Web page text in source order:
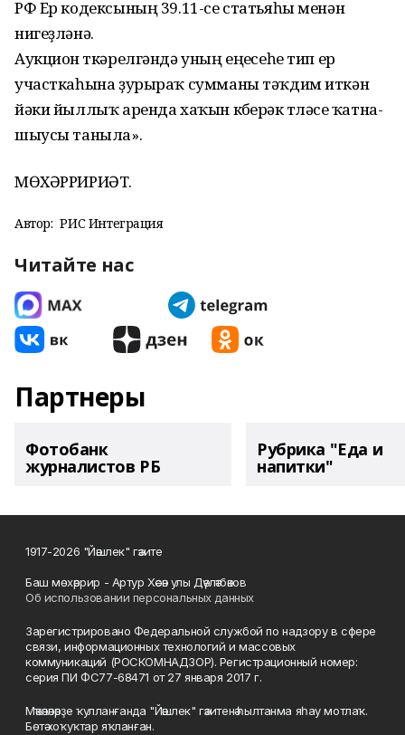
РФ Ер кодексының 39.11-се ста­тьяһы менән
нигеҙләнә.
Аукцион үткәрелгәндә уның еңеүсеһе тип ер
участкаһына ҙурыраҡ сумманы тәҡдим иткән
йәки йыллыҡ аренда хаҡын кү­берәк түләүсе ҡатна­
шыусы таныла».
МӨХӘРРИРИӘТ.
Автор: РИС Интеграция
Читайте нас
Партнеры
Фотобанк
журналистов РБ
Рубрика "Еда и
напитки"
1917-2026 "Йәшлек" гәзите
Баш мөхәррир - Артур Хәсән улы Дәүләтбәков
Об использовании персональных данных
Зарегистрировано Федеральной службой по надзору в сфере
связи, информационных технологий и массовых
коммуникаций (РОСКОМНАДЗОР). Регистрационный номер:
серия ПИ ФС77-68471 от 27 января 2017 г.
Мәҡәләләрҙе ҡулланғанда "Йәшлек" гәзитенә һылтанма яһау мотлаҡ.
Бөтә хоҡуҡтар яҡланған.